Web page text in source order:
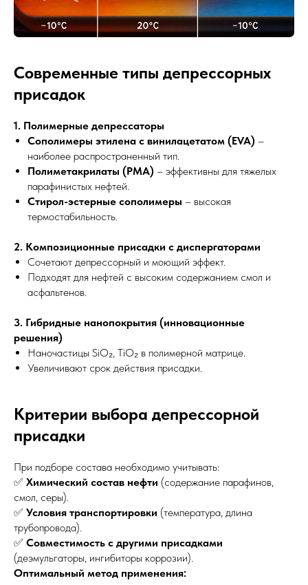
Современные типы депрессорных
присадок
1. Полимерные депрессаторы
Сополимеры этилена с винилацетатом (EVA) –
наиболее распространенный тип.
Полиметакрилаты (PMA) – эффективны для тяжелых
парафинистых нефтей.
Стирол-эстерные сополимеры – высокая
термостабильность.
2. Композиционные присадки с диспергаторами
Сочетают депрессорный и моющий эффект.
Подходят для нефтей с высоким содержанием смол и
асфальтенов.
3. Гибридные нанопокрытия (инновационные
решения)
Наночастицы SiO₂, TiO₂ в полимерной матрице.
Увеличивают срок действия присадки.
Критерии выбора депрессорной
присадки
При подборе состава необходимо учитывать:
✅ Химический состав нефти (содержание парафинов,
смол, серы).
✅ Условия транспортировки (температура, длина
трубопровода).
✅ Совместимость с другими присадками
(деэмульгаторы, ингибиторы коррозии).
Оптимальный метод применения: